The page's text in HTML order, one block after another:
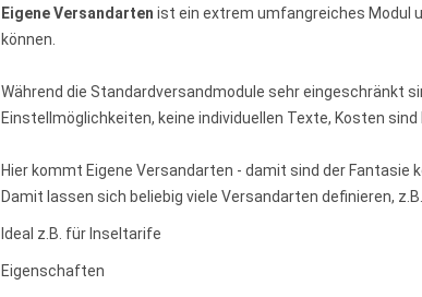
Eigene Versandarten ist ein extrem umfangreiches Modul
können.
Während die Standardversandmodule sehr eingeschränkt
Einstellmöglichkeiten, keine individuellen Texte, Kosten
Hier kommt Eigene Versandarten - damit sind der Fantasie
Damit lassen sich beliebig viele Versandarten definieren, z.B.
Ideal z.B. für Inseltarife
Eigenschaften